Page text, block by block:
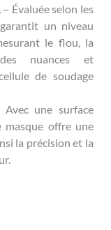
– Évaluée selon les
un niveau
le flou, la
nuances et
de soudage
une surface
masque offre une
la précision et la